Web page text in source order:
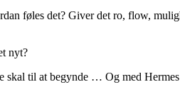
føles det? Giver det ro, flow,
nyt?
til at begynde … Og med